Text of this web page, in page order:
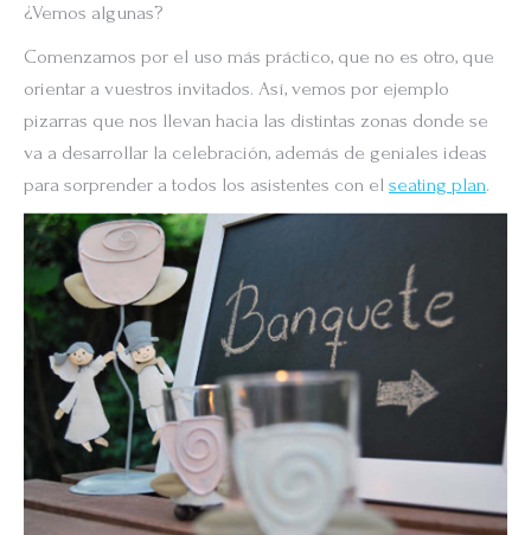
¿Vemos algunas?
Comenzamos por el uso más práctico, que no es otro, que
orientar a vuestros invitados. Así, vemos por ejemplo
pizarras que nos llevan hacia las distintas zonas donde se
va a desarrollar la celebración, además de geniales ideas
para sorprender a todos los asistentes con el seating plan.